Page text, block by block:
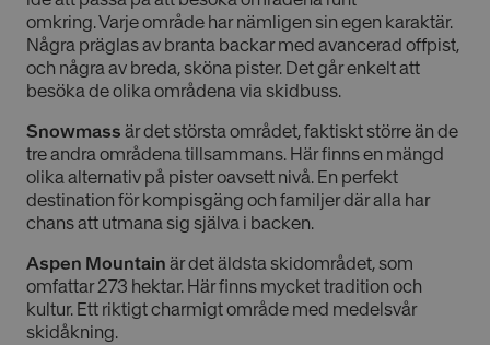
omkring. Varje område har nämligen sin egen karaktär.
Några präglas av branta backar med avancerad offpist,
och några av breda, sköna pister. Det går enkelt att
besöka de olika områdena via skidbuss.
Snowmass är det största området, faktiskt större än de
tre andra områdena tillsammans. Här finns en mängd
olika alternativ på pister oavsett nivå. En perfekt
destination för kompisgäng och familjer där alla har
chans att utmana sig själva i backen.
Aspen Mountain är det äldsta skidområdet, som
omfattar 273 hektar. Här finns mycket tradition och
kultur. Ett riktigt charmigt område med medelsvår
skidåkning.